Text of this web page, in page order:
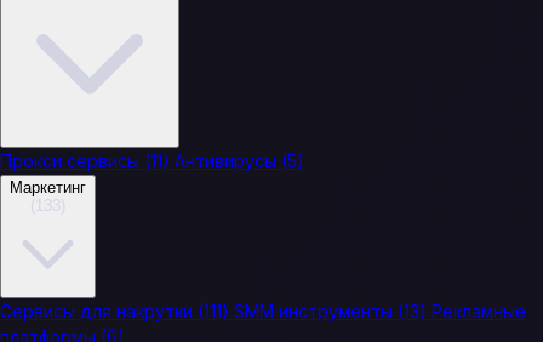
Прокси сервисы (11) Антивирусы (5)
Маркетинг
(133)
Сервисы для накрутки (111) SMM инструменты (13) Рекламные
платформы (6)